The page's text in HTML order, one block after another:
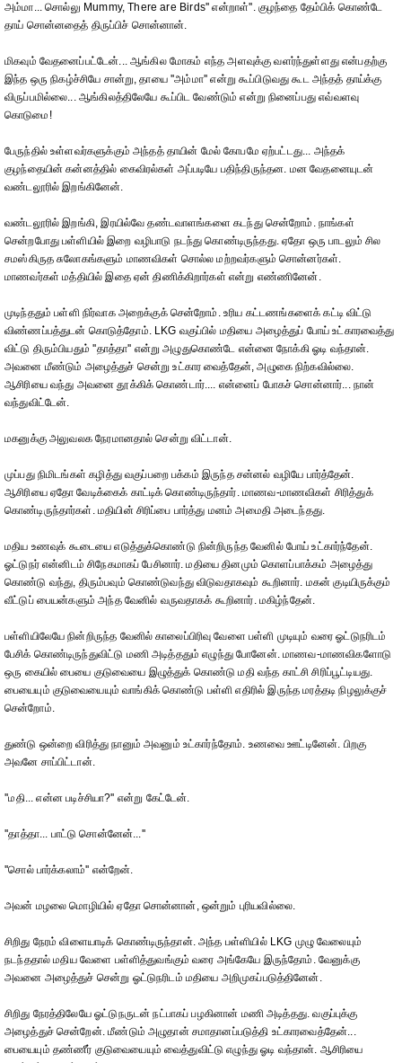
அம்மா... சொல்லு Mummy, There are Birds'' என்றாள்''. குழந்தை தேம்பிக் கொண்டே
தாய் சொன்னதைத் திருப்பிச் சொன்னான்.
மிகவும் வேதனைப்பட்டேன்... ஆங்கில மோகம் எந்த அளவுக்கு வளர்ந்துள்ளது என்பதற்கு
இந்த ஒரு நிகழ்ச்சியே சான்று, தாயை ''அம்மா'' என்று கூப்பிடுவது கூட அந்தத் தாய்க்கு
விருப்பமில்லை... ஆங்கிலத்திலேயே கூப்பிட வேண்டும் என்று நினைப்பது எவ்வளவு
கொடுமை!
பேருந்தில் உள்ளவர்களுக்கும் அந்தத் தாயின் மேல் கோபமே ஏற்பட்டது... அந்தக்
குழந்தையின் கன்னத்தில் கைவிரல்கள் அப்படியே பதிந்திருந்தன. மன வேதனையுடன்
வண்டலூரில் இறங்கினேன்.
வண்டலூரில் இறங்கி, இரயில்வே தண்டவாளங்களை கடந்து சென்றோம். நாங்கள்
சென்றபோது பள்ளியில் இறை வழிபாடு நடந்து கொண்டிருந்தது. ஏதோ ஒரு பாடலும் சில
சமஸ்கிருத சுலோகங்களும் மாணவிகள் சொல்ல மற்றவர்களும் சொன்னர்கள்.
மாணவர்கள் மத்தியில் இதை ஏன் திணிக்கிறார்கள் என்று எண்ணினேன்.
முடிந்ததும் பள்ளி நிர்வாக அறைக்குக் சென்றோம். உரிய கட்டணங்களைக் கட்டி விட்டு
விண்ணப்பத்துடன் கொடுத்தோம். LKG வகுப்பில் மதியை அழைத்துப் போய் உட்காரவைத்து
விட்டு திரும்பியதும் ''தாத்தா'' என்று அழுதுகொண்டே என்னை நோக்கி ஓடி வந்தான்.
அவனை மீண்டும் அழைத்துச் சென்று உட்கார வைத்தேன், அழுகை நிற்கவில்லை.
ஆசிரியை வந்து அவனை தூக்கிக் கொண்டார்.... என்னைப் போகச் சொன்னார்... நான்
வந்துவிட்டேன்.
மகனுக்கு அலுவலக நேரமானதால் சென்று விட்டான்.
முப்பது நிமிடங்கள் கழித்து வகுப்பறை பக்கம் இருந்த சன்னல் வழியே பார்த்தேன்.
ஆசிரியை ஏதோ வேடிக்கைக் காட்டிக் கொண்டிருந்தார். மாணவ-மாணவிகள் சிரித்துக்
கொண்டிருந்தார்கள். மதியின் சிரிப்பை பார்த்து மனம் அமைதி அடைந்தது.
மதிய உணவுக் கூடையை எடுத்துக்கொண்டு நின்றிருந்த வேனில் போய் உட்கார்ந்தேன்.
ஓட்டுநர் என்னிடம் சிநேகமாகப் பேசினார். மதியை தினமும் கொளப்பாக்கம் அழைத்து
கொண்டு வந்து, திரும்பவும் கொண்டுவந்து விடுவதாகவும் கூறினார். மகன் குடியிருக்கும்
வீட்டுப் பையன்களும் அந்த வேனில் வருவதாகக் கூறினார். மகிழ்ந்தேன்.
பள்ளியிலேயே நின்றிருந்த வேனில் காலைப்பிரிவு வேளை பள்ளி முடியும் வரை ஓட்டுநரிடம்
பேசிக் கொண்டிருந்துவிட்டு மணி அடித்ததும் எழுந்து போனேன். மாணவ-மாணவிகளோடு
ஒரு கையில் பையை குடுவையை இழுத்துக் கொண்டு மதி வந்த காட்சி சிரிப்பூட்டியது.
பையையும் குடுவையையும் வாங்கிக் கொண்டு பள்ளி எதிரில் இருந்த மரத்தடி நிழலுக்குச்
சென்றோம்.
துண்டு ஒன்றை விரித்து நானும் அவனும் உட்கார்ந்தோம். உணவை ஊட்டினேன். பிறகு
அவனே சாப்பிட்டான்.
''மதி... என்ன படிச்சியா?'' என்று கேட்டேன்.
''தாத்தா... பாட்டு சொன்னேன்...''
''சொல் பார்க்கலாம்'' என்றேன்.
அவன் மழலை மொழியில் ஏதோ சொன்னான், ஒன்றும் புரியவில்லை.
சிறிது நேரம் விளையாடிக் கொண்டிருந்தான். அந்த பள்ளியில் LKG முழு வேலையும்
நடந்ததால் மதிய வேளை பள்ளித்துவங்கும் வரை அங்கேயே இருந்தோம். வேனுக்கு
அவனை அழைத்துச் சென்று ஓட்டுநரிடம் மதியை அறிமுகப்படுத்தினேன்.
சிறிது நேரத்திலேயே ஓட்டுநருடன் நட்பாகப் பழகினான் மணி அடித்தது. வகுப்புக்கு
அழைத்துச் சென்றேன். மீண்டும் அழுதான் சமாதானப்படுத்தி உட்காரவைத்தேன்...
பையையும் தண்ணீர் குடுவையையும் வைத்துவிட்டு எழுந்து ஓடி வந்தான். ஆசிரியை